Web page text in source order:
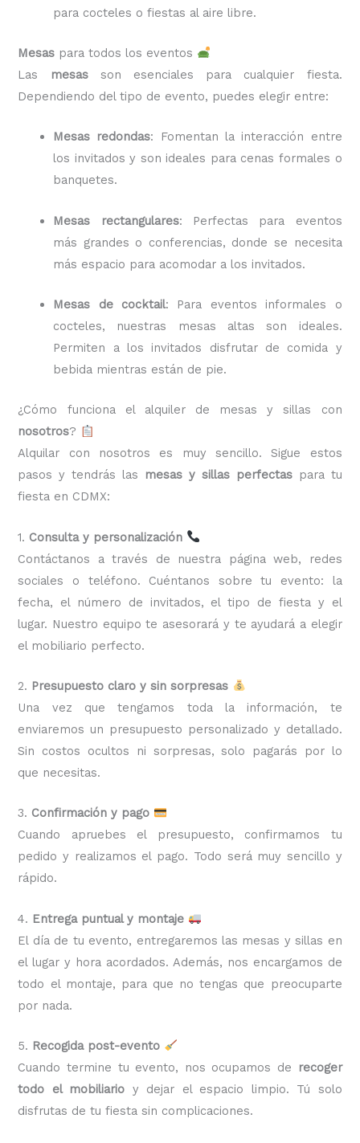
para cocteles o fiestas al aire libre.
Mesas para todos los eventos
Las
mesasson esenciales para cualquier fiesta.
Dependiendo del tipo de evento, puedes elegir entre:
Mesas redondas: Fomentan la interacción entre
los invitados y son ideales para cenas formales o
banquetes.
Mesas rectangulares: Perfectas para eventos
más grandes o conferencias, donde se necesita
más espacio para acomodar a los invitados.
Mesas de cocktail: Para eventos informales o
cocteles, nuestras mesas altas son ideales.
Permiten a los invitados disfrutar de comida y
bebida mientras están de pie.
¿Cómo funciona el alquiler de mesas y sillas con
nosotros?
Alquilar con nosotros es muy sencillo. Sigue estos
pasos y tendrás las
mesas y sillas perfectaspara tu
fiesta en CDMX:
1. Consulta y personalización
Contáctanos a través de nuestra página web, redes
sociales o teléfono. Cuéntanos sobre tu evento: la
fecha, el número de invitados, el tipo de fiesta y el
lugar. Nuestro equipo te asesorará y te ayudará a elegir
el mobiliario perfecto.
2. Presupuesto claro y sin sorpresas
Una vez que tengamos toda la información, te
enviaremos un presupuesto personalizado y detallado.
Sin costos ocultos ni sorpresas, solo pagarás por lo
que necesitas.
3. Confirmación y pago
Cuando apruebes el presupuesto, confirmamos tu
pedido y realizamos el pago. Todo será muy sencillo y
rápido.
4. Entrega puntual y montaje
El día de tu evento, entregaremos las mesas y sillas en
el lugar y hora acordados. Además, nos encargamos de
todo el montaje, para que no tengas que preocuparte
por nada.
5. Recogida post-evento
Cuando termine tu evento, nos ocupamos de
recoger
todo el mobiliario y dejar el espacio limpio. Tú solo
disfrutas de tu fiesta sin complicaciones.